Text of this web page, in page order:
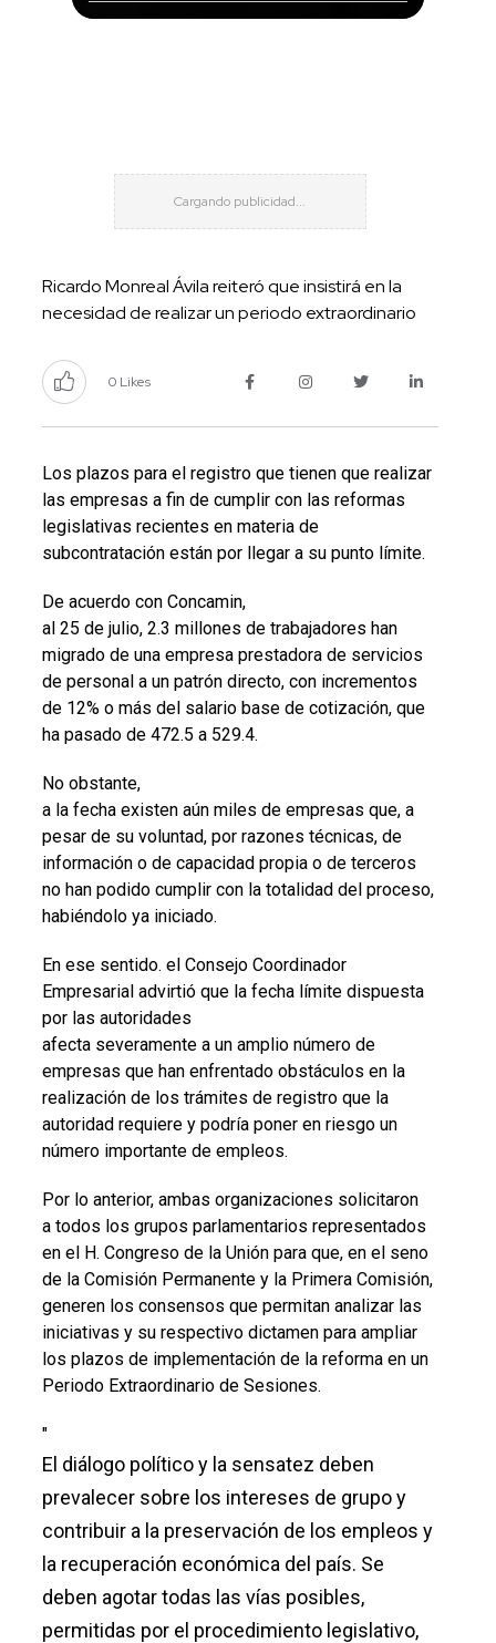
Ricardo Monreal Ávila reiteró que insistirá en la
necesidad de realizar un periodo extraordinario
0 Likes
Los plazos para el registro que tienen que realizar
las empresas a fin de cumplir con las reformas
legislativas recientes en materia de
subcontratación están por llegar a su punto límite.
De acuerdo con Concamin,
al 25 de julio, 2.3 millones de trabajadores han
migrado de una empresa prestadora de servicios
de personal a un patrón directo, con incrementos
de 12% o más del salario base de cotización, que
ha pasado de 472.5 a 529.4.
No obstante,
a la fecha existen aún miles de empresas que, a
pesar de su voluntad, por razones técnicas, de
información o de capacidad propia o de terceros
no han podido cumplir con la totalidad del proceso,
habiéndolo ya iniciado.
En ese sentido. el Consejo Coordinador
Empresarial advirtió que la fecha límite dispuesta
por las autoridades
afecta severamente a un amplio número de
empresas que han enfrentado obstáculos en la
realización de los trámites de registro que la
autoridad requiere y podría poner en riesgo un
número importante de empleos.
Por lo anterior, ambas organizaciones solicitaron
a todos los grupos parlamentarios representados
en el H. Congreso de la Unión para que, en el seno
de la Comisión Permanente y la Primera Comisión,
generen los consensos que permitan analizar las
iniciativas y su respectivo dictamen para ampliar
los plazos de implementación de la reforma en un
Periodo Extraordinario de Sesiones.
"
El diálogo político y la sensatez deben
prevalecer sobre los intereses de grupo y
contribuir a la preservación de los empleos y
la recuperación económica del país. Se
deben agotar todas las vías posibles,
permitidas por el procedimiento legislativo,